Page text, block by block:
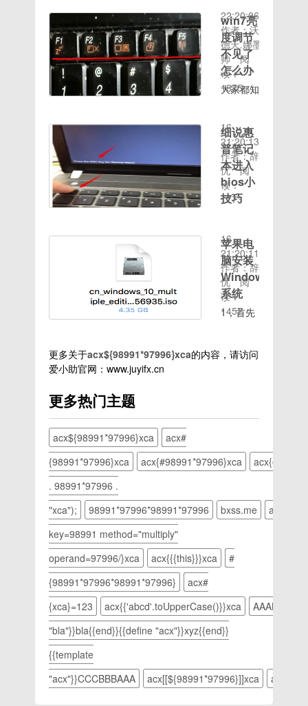
MIUI12
固件修改
制作系统
签名验证
优化，可
以任意安
官方垃圾
应用去除
system
分区校
验，可随
意修改
分区内容
而不卡
MI主题
全面免费
加入
Magisk
度链
菜单栏的
方法，大
家可以参
考一下大
家在打开
任务管理
器的时候
到菜单栏
消失的情
况呢？近
来不少网
友任务管
理器选项
这最大的
原因就是
我们误操
作导致的
啦。下
面，我们
回任务管
没有菜单
win10解
决方法
打开任务
管理器是
样子的，
那可能是
信息，点
击下方的
详细信息
有菜单栏
任务管理
呢？难道
听之任
之，不不
不，瞧瞧
下面的方
法你就知
需要就赶
紧来了解
一下吧
svchost
是什么文
件呢？我
候经常会
看到
svchost.exe
文件，不
仅占内
存，占网
示电脑自
进程以及
解决
占用内存
的方法
程
程电脑图
解-1svchost
是什么进
是系统文
件，一般
提取码：
3wen因
此机型坑
爹，暂时
无法内置
root权
限，请将
手机降级
到安卓
8.1百度
链
接:http://d.7to.cn/
win7亮
度调节
不见了
怎么办
大家都知
不适当容
易引起我
们眼部疲
劳，严重
者还会伤
害眼睛的
是近来有
些朋友反
映win7
系统的亮
度调节不
见了。这
是怎么回
该如何解
决呢？接
决此问题
用电脑的
时候有没
度无法调
节的情况
候因为灯
光的改变
要调节一
下电脑屏
幕亮度，
可是
度调节不
见了如何
22:20:06
作者：沃
德天.娜墨
帅
阅
读：
1875
细说惠
普笔记
本进入
bios小
技巧
普笔记本
的用户都
想怎么进
入BIOS
的操作方
法，惠普
入BIOS
的方法其
何操作
小编就给
大家演示
BIOS的
详细操作
普笔记本
怎么进入
1，按电
源键启动
电脑，在
屏幕刚亮
点击F10
按键，就
时间：
16
21:20:13
作者：辞
忧
阅
读：
1773
苹果电
脑安装
Windows
系统
1，首先
统，推荐
一个u
盘，将u
脑，然后
在桌面上
入。苹果
在实用工
具界面中
选择
理工具打
开。苹果
16
21:20:11
作者：辞
忧
阅
读：
1457
更多关于acx${98991*97996}xca的内容，请访问
爱小助官网：www.juyifx.cn
更多热门主题
acx${98991*97996}xca
acx#
{98991*97996}xca
acx{#98991*97996}xca
. 98991*97996 .
"xca");
98991*97996*98991*97996 bxss.me
key=98991 method="multiply"
operand=97996/}xca
acx{{{this}}}xca
#
{98991*97996*98991*97996}
acx#
{xca}=123
acx{{'abcd'.toUpperCase()}}xca
"bla"}}bla{{end}}{{define "acx"}}xyz{{end}}
{{template
"acx"}}CCCBBBAAA
acx[[${98991*97996}]]xca